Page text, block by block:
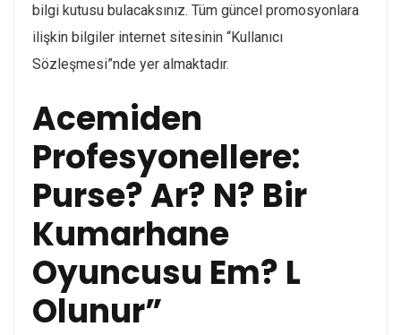
bilgi kutusu bulacaksınız. Tüm güncel promosyonlara
ilişkin bilgiler internet sitesinin “Kullanıcı
Sözleşmesi”nde yer almaktadır.
Acemiden
Profesyonellere:
Purse? Ar? N? Bir
Kumarhane
Oyuncusu Em? L
Olunur”